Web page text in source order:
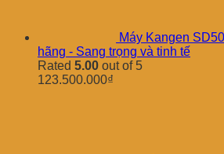
Máy Kangen
hãng - Sang trọng và tinh tế
Rated 5.00 out of 5
123.500.000₫